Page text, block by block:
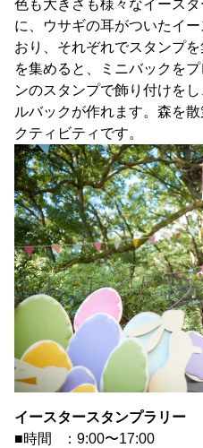
色も大きさも様々なイース
に、ウサギの耳がついたイ
おり、それぞれでスタンプ
を集めると、ミニバックを
ンのスタンプで飾り付けを
ルバックが作れます。森を
クティビティです。
イースタースタンプラリー
■時間 ：